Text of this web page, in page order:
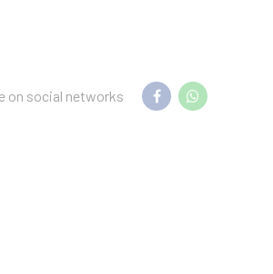
on social networks